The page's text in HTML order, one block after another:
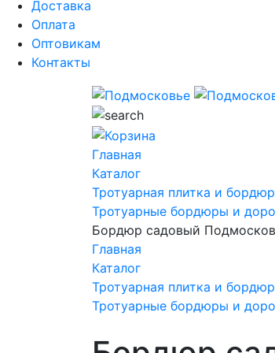
Доставка
Оплата
Оптовикам
Контакты
Главная
Каталог
Тротуарная плитка и бордюр
Тротуарные бордюры и
Бордюр садовый
Главная
Каталог
Тротуарная плитка и бордюр
Тротуарные бордюры и